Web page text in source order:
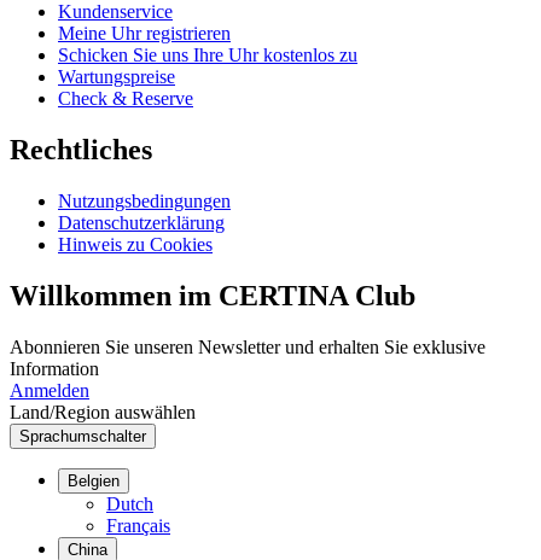
Kundenservice
Meine Uhr registrieren
Schicken Sie uns Ihre Uhr kostenlos zu
Wartungspreise
Check & Reserve
Rechtliches
Nutzungsbedingungen
Datenschutzerklärung
Hinweis zu Cookies
Willkommen im CERTINA Club
Abonnieren Sie unseren Newsletter und erhalten Sie exklusive
Information
Anmelden
Land/Region auswählen
Sprachumschalter
Belgien
Dutch
Français
China